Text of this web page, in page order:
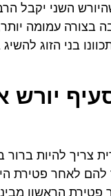
השני יקבל
בצורה עמומה
בני הזוג
יורש
צריך להיות
להם לאחר פטירת
פטירת הראשון